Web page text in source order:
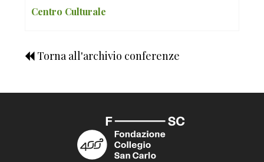
Centro Culturale
Torna all'archivio conferenze